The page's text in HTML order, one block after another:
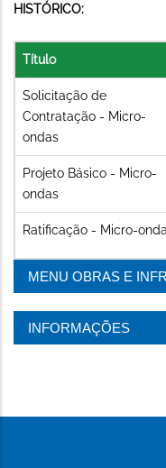
HISTÓRICO:
Título
Solicitação de
Contratação - Micro-
ondas
Projeto Básico - Micro-
ondas
Ratificação - Micro-
MENU OBRAS E
INFORMAÇÕES